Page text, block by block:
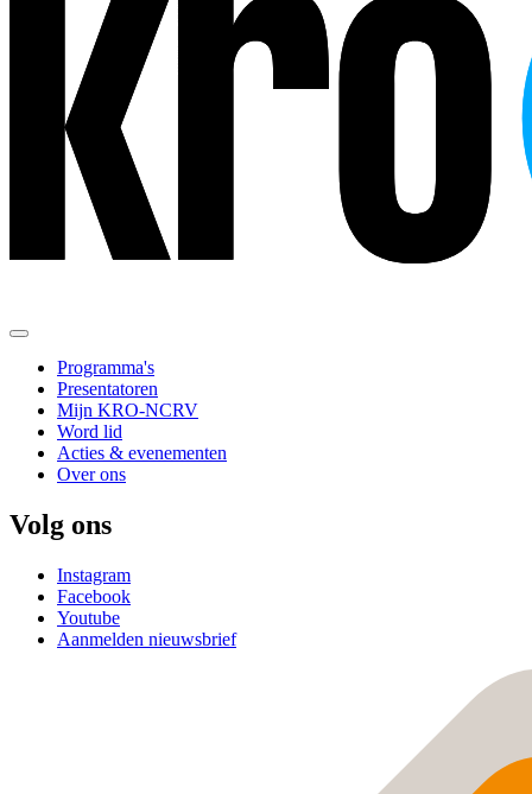
Programma's
Presentatoren
Mijn KRO-NCRV
Word lid
Acties & evenementen
Over ons
Volg ons
Instagram
Facebook
Youtube
Aanmelden nieuwsbrief